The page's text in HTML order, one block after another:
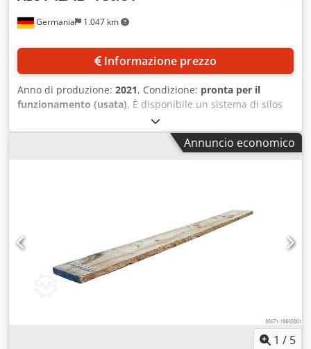
Germania 1.047 km
Informazione prezzo
Anno di produzione: 2021, Condizione: pronta per il
funzionamento (usata), È disponibile un sistema di silos
composto da 3 silos di stoccaggio, 1 silos di pesatura e
unità di trasporto. Materiale:
PE/PP/PS/ABS/LDPE/HDPE/MDPE, volume silo di stoccaggio:
pesatura X/Y/Z: 3000mm/3000mm/3400mm, controllo:
Siemens S7. Inclusi telai in acciaio, valvole a saracinesca,
sensori di pieno e di richiesta, sacchetti filtranti, linea di
riempimento, sistema di trasporto e dosaggio, valvole
rotanti e valvole a saracinesca. Documentazione
Annuncio economico
1 / 5